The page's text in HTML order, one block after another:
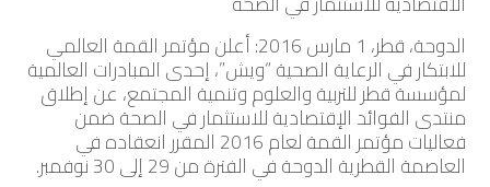
الدوحة، قطر، 1 مارس 2016: أعلن مؤتمر القمة العالمي
للابتكار في الرعاية الصحية “ويش”، إحدى المبادرات العالمية
لمؤسسة قطر للتربية والعلوم وتنمية المجتمع، عن إطلاق
منتدى الفوائد الإقتصادية للاستثمار في الصحة ضمن
فعاليات مؤتمر القمة لعام 2016 المقرر انعقاده في
العاصمة القطرية الدوحة في الفترة من 29 إلى 30 نوفمبر.